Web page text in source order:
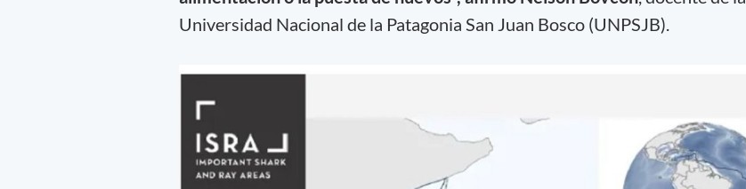
Universidad Nacional de la Patagonia San Juan Bosco (UNPSJB).